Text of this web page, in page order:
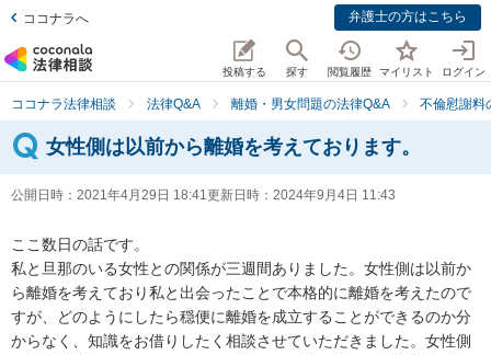
ココナラへ 弁護士の方はこちら
投稿する 探す 閲覧履歴 マイリスト ログイン
ココナラ法律相談 法律Q&A 離婚・男女問題の法律Q&A 不倫慰謝料
女性側は以前から離婚を考えております。
公開日時： 2021年4月29日 18:41更新日時： 2024年9月4日 11:43
ここ数日の話です。
私と旦那のいる女性との関係が三週間ありました。女性側は以前か
ら離婚を考えており私と出会ったことで本格的に離婚を考えたので
すが、どのようにしたら穏便に離婚を成立することができるのか分
からなく、知識をお借りしたく相談させていただきました。女性側